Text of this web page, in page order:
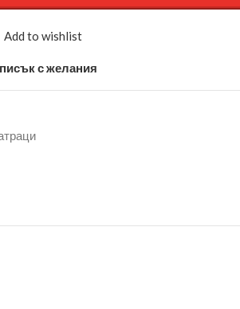
Add to wishlist
с желания